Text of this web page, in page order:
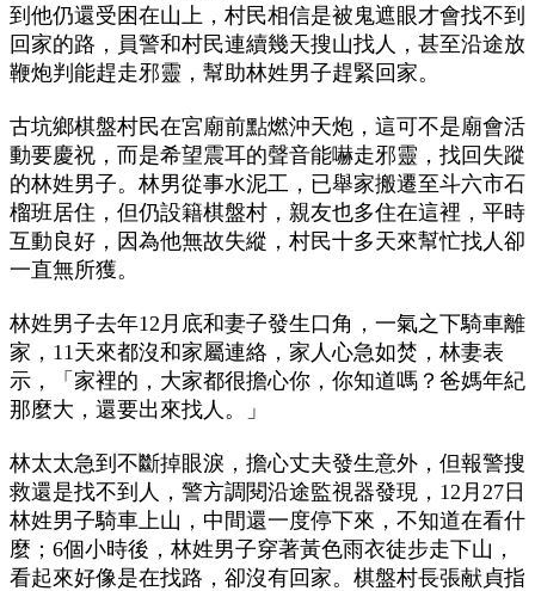
到他仍還受困在山上，村民相信是被鬼遮眼才會找不到
回家的路，員警和村民連續幾天搜山找人，甚至沿途放
鞭炮判能趕走邪靈，幫助林姓男子趕緊回家。
古坑鄉棋盤村民在宮廟前點燃沖天炮，這可不是廟會活
動要慶祝，而是希望震耳的聲音能嚇走邪靈，找回失蹤
的林姓男子。林男從事水泥工，已舉家搬遷至斗六市石
榴班居住，但仍設籍棋盤村，親友也多住在這裡，平時
互動良好，因為他無故失縱，村民十多天來幫忙找人卻
一直無所獲。
林姓男子去年12月底和妻子發生口角，一氣之下騎車離
家，11天來都沒和家屬連絡，家人心急如焚，林妻表
示，「家裡的，大家都很擔心你，你知道嗎？爸媽年紀
那麼大，還要出來找人。」
林太太急到不斷掉眼淚，擔心丈夫發生意外，但報警搜
救還是找不到人，警方調閱沿途監視器發現，12月27日
林姓男子騎車上山，中間還一度停下來，不知道在看什
麼；6個小時後，林姓男子穿著黃色雨衣徒步走下山，
看起來好像是在找路，卻沒有回家。棋盤村長張献貞指